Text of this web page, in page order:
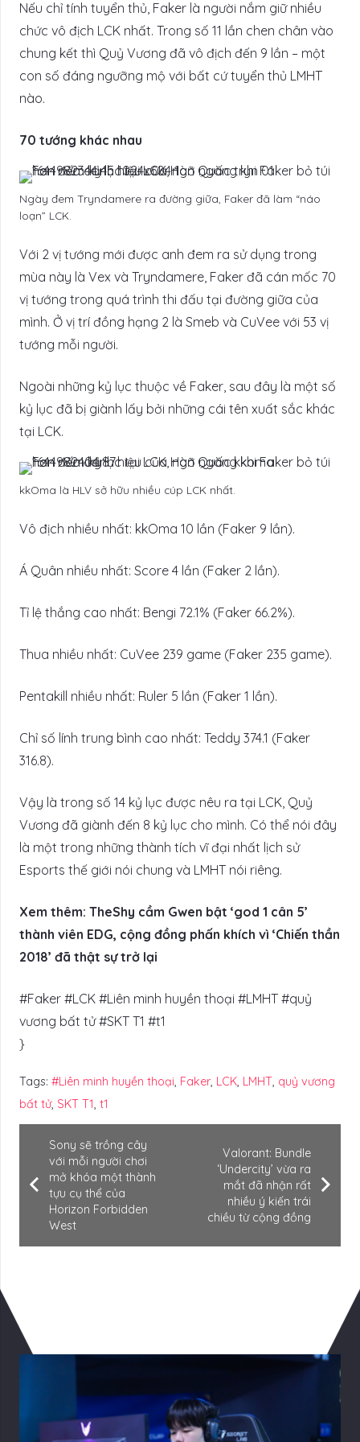
Nếu chỉ tính tuyển thủ, Faker là người nắm giữ nhiều
chức vô địch LCK nhất. Trong số 11 lần chen chân vào
chung kết thì Quỷ Vương đã vô địch đến 9 lần – một
con số đáng ngưỡng mộ với bất cứ tuyển thủ LMHT
nào.
70 tướng khác nhau
Ngày đem Tryndamere ra đường giữa, Faker đã làm “náo
loạn” LCK.
Với 2 vị tướng mới được anh đem ra sử dụng trong
mùa này là Vex và Tryndamere, Faker đã cán mốc 70
vị tướng trong quá trình thi đấu tại đường giữa của
mình. Ở vị trí đồng hạng 2 là Smeb và CuVee với 53 vị
tướng mỗi người.
Ngoài những kỷ lục thuộc về Faker, sau đây là một số
kỷ lục đã bị giành lấy bởi những cái tên xuất sắc khác
tại LCK.
kkOma là HLV sở hữu nhiều cúp LCK nhất.
Vô địch nhiều nhất: kkOma 10 lần (Faker 9 lần).
Á Quân nhiều nhất: Score 4 lần (Faker 2 lần).
Tỉ lệ thắng cao nhất: Bengi 72.1% (Faker 66.2%).
Thua nhiều nhất: CuVee 239 game (Faker 235 game).
Pentakill nhiều nhất: Ruler 5 lần (Faker 1 lần).
Chỉ số lính trung bình cao nhất: Teddy 374.1 (Faker
316.8).
Vậy là trong số 14 kỷ lục được nêu ra tại LCK, Quỷ
Vương đã giành đến 8 kỷ lục cho mình. Có thể nói đây
là một trong những thành tích vĩ đại nhất lịch sử
Esports thế giới nói chung và LMHT nói riêng.
Xem thêm: TheShy cầm Gwen bật ‘god 1 cân 5’
thành viên EDG, cộng đồng phấn khích vì ‘Chiến thần
2018’ đã thật sự trở lại
#Faker #LCK #Liên minh huyền thoại #LMHT #quỷ
vương bất tử #SKT T1 #t1
}
Tags: #Liên minh huyền thoại, Faker, LCK, LMHT, quỷ vương
bất tử, SKT T1, t1
Sony sẽ trồng cây
với mỗi người chơi
mở khóa một thành
tựu cụ thể của
Horizon Forbidden
West
Valorant: Bundle
‘Undercity’ vừa ra
mắt đã nhận rất
nhiều ý kiến trái
chiều từ cộng đồng